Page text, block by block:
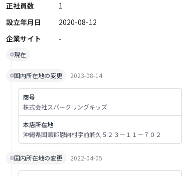
正社員数
1
設立年月日
2020-08-12
企業サイト
-
現在
国内所在地の変更 2023-08-14
商号
株式会社スパークリングキッズ
本店所在地
沖縄県国頭郡恩納村字前兼久５２３－１１－７０２
国内所在地の変更 2022-04-05